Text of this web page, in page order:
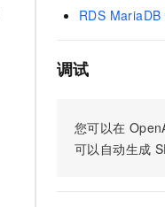
RDS MariaDB
调试
您可以在
可以自动生成
大模型解决方案
快速部署 Dify，高效搭